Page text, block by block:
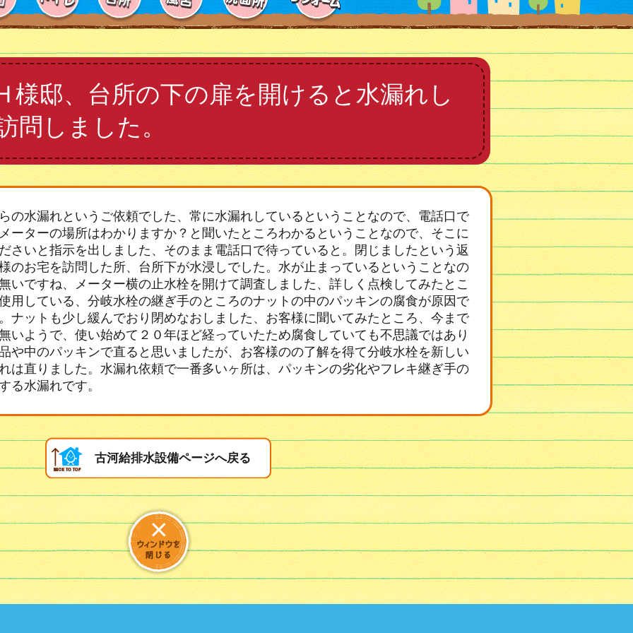
様邸、台所の下の扉を開けると水漏れし
問しました。
の水漏れというご依頼でした、常に水漏れしているということなので、電話口で
ーターの場所はわかりますか？と聞いたところわかるということなので、そこに
さいと指示を出しました、そのまま電話口で待っていると。閉じましたという返
のお宅を訪問した所、台所下が水浸しでした。水が止まっているということなの
いですね、メーター横の止水栓を開けて調査しました、詳しく点検してみたとこ
用している、分岐水栓の継ぎ手のところのナットの中のパッキンの腐食が原因で
ナットも少し緩んでおり閉めなおしました、お客様に聞いてみたところ、今まで
いようで、使い始めて２０年ほど経っていたため腐食していても不思議ではあり
や中のパッキンで直ると思いましたが、お客様のの了解を得て分岐水栓を新しい
は直りました。水漏れ依頼で一番多いヶ所は、パッキンの劣化やフレキ継ぎ手の
る水漏れです。
古河給排水設備ページへ戻る